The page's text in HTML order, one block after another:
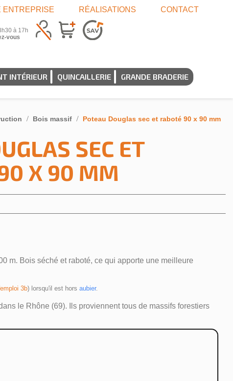
ENTREPRISE RÉALISATIONS CONTACT
à 17h
vous
INTÉRIEUR QUINCAILLERIE GRANDE BRADERIE
Bois massif Poteau Douglas sec et raboté 90 x 90 mm
SEC ET
X 90 MM
m. Bois séché et raboté, ce qui apporte une meilleure
3b) lorsqu'il est hors aubier.
le Rhône (69). Ils proviennent tous de massifs forestiers